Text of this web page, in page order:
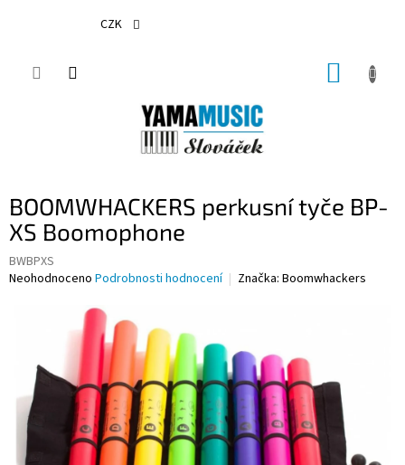
CZK
BOOMWHACKERS perkusní tyče BP-
XS Boomophone
BWBPXS
Průměrné
hvězdiček.
Neohodnoceno Podrobnosti hodnocení Značka: Boomwhackers